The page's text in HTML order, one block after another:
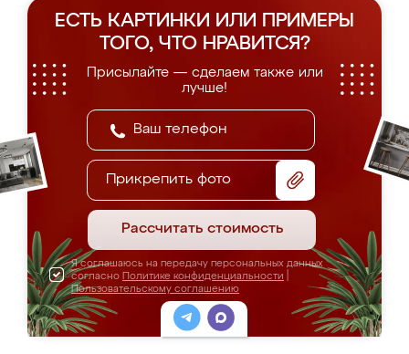
ЕСТЬ КАРТИНКИ ИЛИ ПРИМЕРЫ
ТОГО, ЧТО НРАВИТСЯ?
Присылайте — сделаем также или
лучше!
Прикрепить фото
Рассчитать стоимость
Я соглашаюсь на передачу персональных данных
согласно Политике конфиденциальности
Пользовательскому соглашению